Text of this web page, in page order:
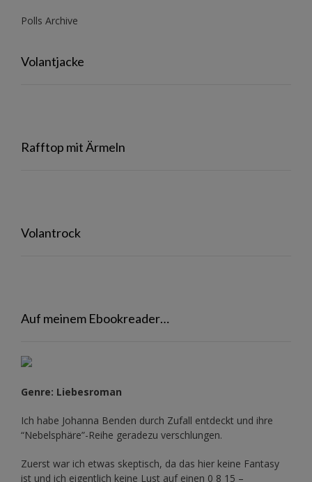
Polls Archive
Volantjacke
Rafftop mit Ärmeln
Volantrock
Auf meinem Ebookreader…
Genre: Liebesroman
Ich habe Johanna Benden durch Zufall entdeckt und ihre
“Nebelsphäre”-Reihe geradezu verschlungen.
Zuerst war ich etwas skeptisch, da das hier keine Fantasy
ist und ich eigentlich keine Lust auf einen 0 8 15 –